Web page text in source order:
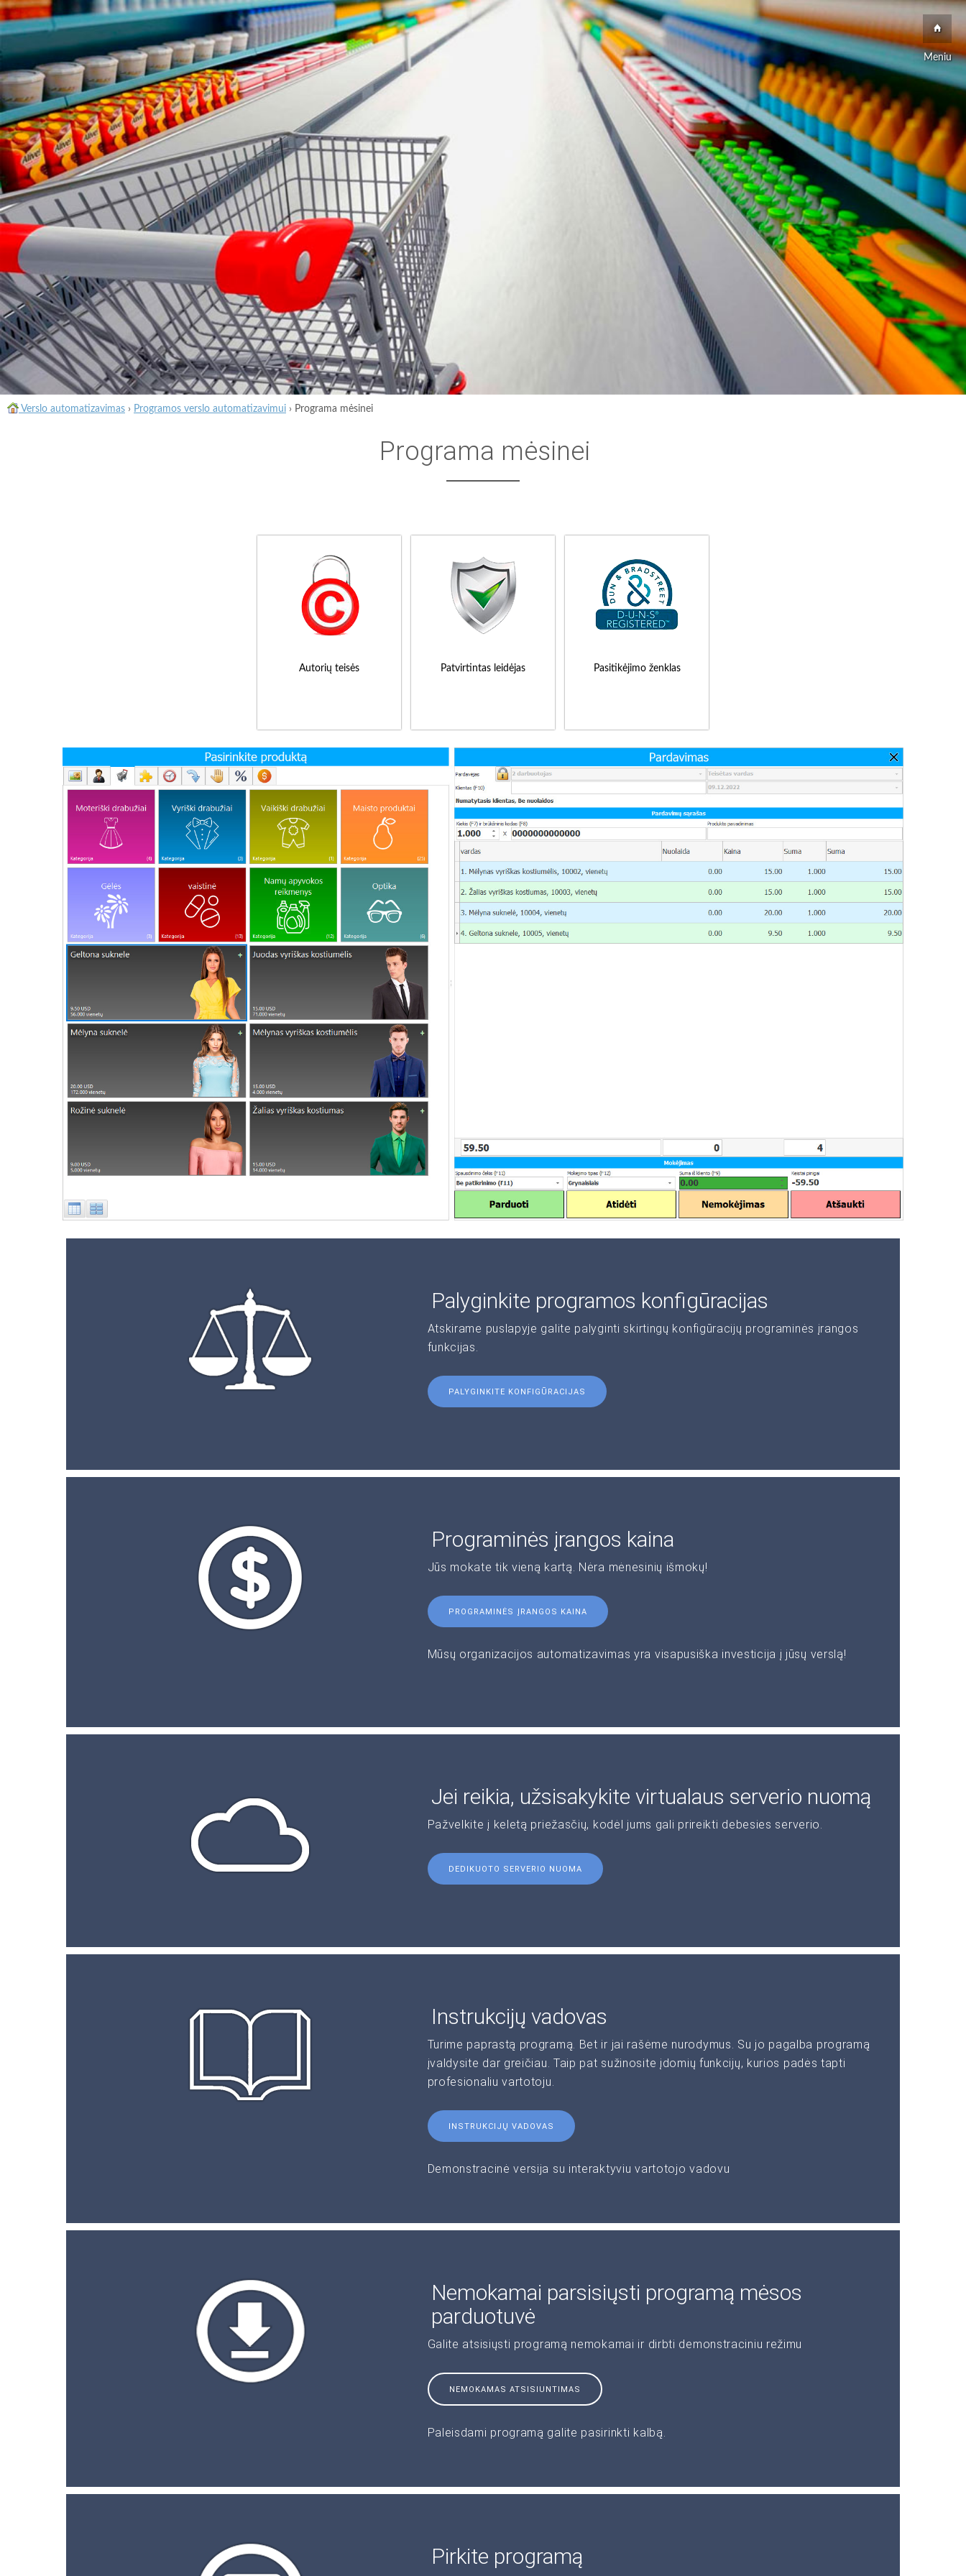
Meniu
Verslo automatizavimas › Programos verslo automatizavimui › Programa mėsinei
Programa mėsinei
Autorių teisės Patvirtintas leidėjas Pasitikėjimo ženklas
Palyginkite programos konfigūracijas
Atskirame puslapyje galite palyginti skirtingų konfigūracijų programinės įrangos
funkcijas.
PALYGINKITE KONFIGŪRACIJAS
Programinės įrangos kaina
Jūs mokate tik vieną kartą. Nėra mėnesinių išmokų!
PROGRAMINĖS ĮRANGOS KAINA
Mūsų organizacijos automatizavimas yra visapusiška investicija į jūsų verslą!
Jei reikia, užsisakykite virtualaus serverio nuomą
Pažvelkite į keletą priežasčių, kodėl jums gali prireikti debesies serverio.
DEDIKUOTO SERVERIO NUOMA
Instrukcijų vadovas
Turime paprastą programą. Bet ir jai rašėme nurodymus. Su jo pagalba programą
įvaldysite dar greičiau. Taip pat sužinosite įdomių funkcijų, kurios padės tapti
profesionaliu vartotoju.
INSTRUKCIJŲ VADOVAS
Demonstracinė versija su interaktyviu vartotojo vadovu
Nemokamai parsisiųsti programą mėsos
parduotuvė
Galite atsisiųsti programą nemokamai ir dirbti demonstraciniu režimu
NEMOKAMAS ATSISIUNTIMAS
Paleisdami programą galite pasirinkti kalbą.
Pirkite programą